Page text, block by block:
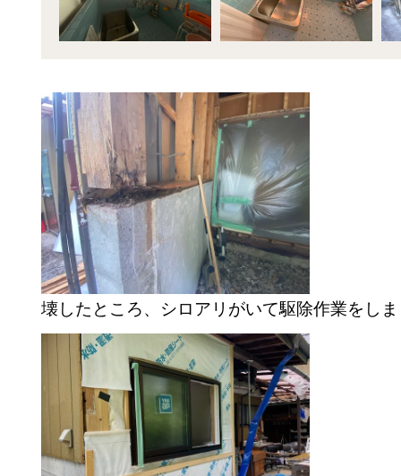
壊したところ、シロアリがいて駆除作業をし